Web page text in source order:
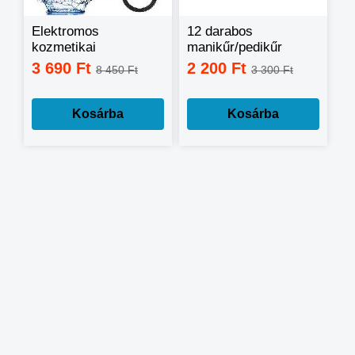
Elektromos
kozmetikai
sarokreszelő
beépített
3 690 Ft 8 450 Ft
Kosárba
12 darabos
manikűr/pedikűr
készlet / dekoratív
dobozban
2 200 Ft 3 300 Ft
Kosárba